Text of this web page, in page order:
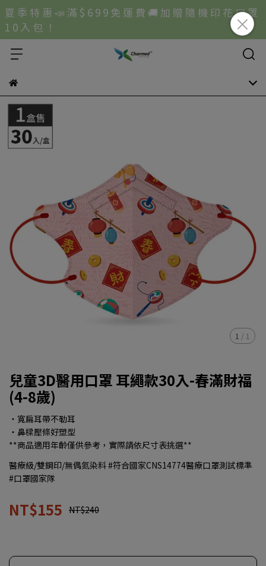
夏 季 特 惠 📣 滿 $ 6 9 9 免 運 費 🚚 加 贈 隨 機 印 花 口 罩
1 0 入 包 ！
1 / 1
兒童3D醫用口罩 耳繩款30入-春滿財福
(4-8歲)
‧寬扁耳帶不勒耳
‧鼻樑壓條好塑型
**商品適用年齡僅供參考，實際請依尺寸表挑選**
醫療級/雙鋼印/無偶氮染料 #符合國家CNS14774醫療口罩測試標準
#口罩國家隊
NT$155 NT$240